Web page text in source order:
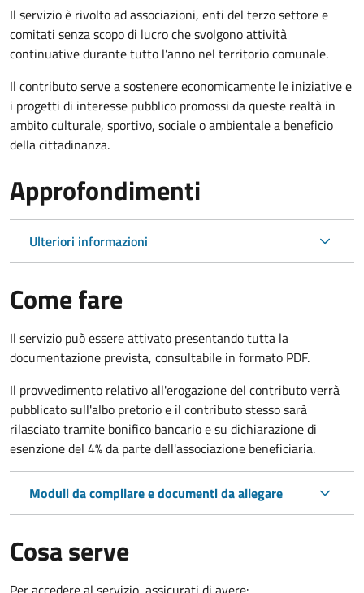
Il servizio è rivolto ad associazioni, enti del terzo settore e
comitati senza scopo di lucro che svolgono attività
continuative durante tutto l'anno nel territorio comunale.
Il contributo serve a sostenere economicamente le iniziative e
i progetti di interesse pubblico promossi da queste realtà in
ambito culturale, sportivo, sociale o ambientale a beneficio
della cittadinanza.
Approfondimenti
Ulteriori informazioni
Come fare
Il servizio può essere attivato presentando tutta la
documentazione prevista, consultabile in formato PDF.
Il provvedimento relativo all'erogazione del contributo verrà
pubblicato sull'albo pretorio e il contributo stesso sarà
rilasciato tramite bonifico bancario e su dichiarazione di
esenzione del 4% da parte dell'associazione beneficiaria.
Moduli da compilare e documenti da allegare
Cosa serve